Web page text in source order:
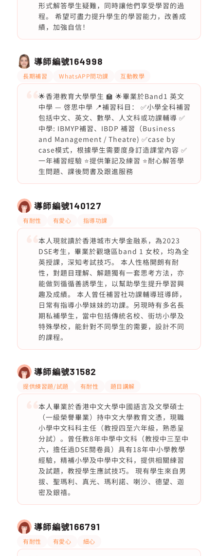
形式解答學生疑難，同時讓他們享受學習的過
程。 希望可盡力提升學生的學習能力，改善成
績，加強自信！
導師編號164998
長期補習 WhatsAPP問功課 互動教學
🌟香港教育大學學生 🏫 🌟畢業於Band1 英文
中學 — 啓思中學 📍補習科目： ✅小學全科補習
包括中文、英文、數學、人文科或功課輔導 ✅
中學: IBMYP補習、IBDP 補習（Business
and Management / Theatre) ✅case by
case模式，根據學生需要度身訂造課堂內容 ✅
一年補習經驗 ⭐️提供筆記及練習 ⭐️耐心解答學
生問題、課後問書及跟進服務
導師編號140127
有耐性 有愛心 指導功課
本人現就讀於香港城市大學金融系，為2023
DSE考生，畢業於觀塘區band 1 女校，均為全
英授課，深知考試技巧。 本人性格開朗有耐
性，對題目理解、解題獨有一套思考方法，亦
能做到循循善誘學生，以幫助學生提升學習興
趣及成績。 本人曾任補習社功課輔導班導師，
日常有指導小學妹妹的功課。另現時有多名長
期私補學生，當中包括傳統名校、街坊小學及
特殊學校，能針對不同學生的需要，設計不同
的課程。
導師編號31582
提供練習題/試題 有耐性 題目講解
本人畢業於香港中文大學中國語言及文學碩士
（一級榮譽畢業）持中文大學教育文憑，現職
小學中文科科主任（教授四至六年級，熟悉呈
分試）。曾任教8年中學中文科（教授中三至中
六，擔任過DSE閱卷員）具有18年中小學教學
經驗，精補小學及中學中文科，提供相關練習
及試題，教授學生應試技巧。 現有學生來自男
拔、聖瑪利、真光、瑪利諾、喇沙、德望、迦
密及銀禧。
導師編號166791
有耐性 有愛心 細心